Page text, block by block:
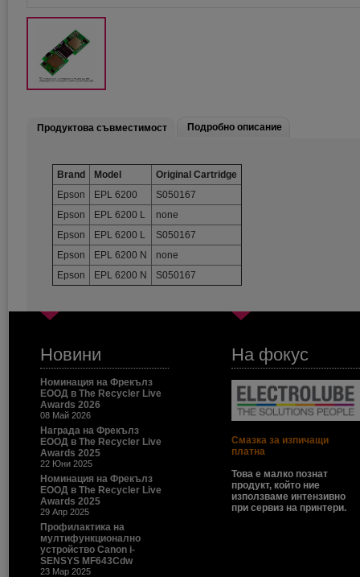
Продуктова съвместимост Подробно описание
Brand Model
Original Cartridge
Epson
EPL 6200
S050167
Epson
EPL 6200 L
none
Epson
EPL 6200 L
S050167
Epson
EPL 6200 N
none
Epson
EPL 6200 N S050167
Новини
Номинация на Фрекълз
ЕООД в The Recycler Live
Awards 2026
08 Май 2026
Награда на Фрекълз
ЕООД в The Recycler Live
Awards 2025
22 Юни 2025
Номинация на Фрекълз
ЕООД в The Recycler Live
Awards 2025
29 Апр 2025
Профилактика на
мултифункционално
устройство Canon i-
SENSYS MF643Cdw
23 Мар 2025
На фокус
Смазка за изпичащи
платна
Това е малко познат
продукт, който ние
използваме интензивно
при сервиз на принтери.